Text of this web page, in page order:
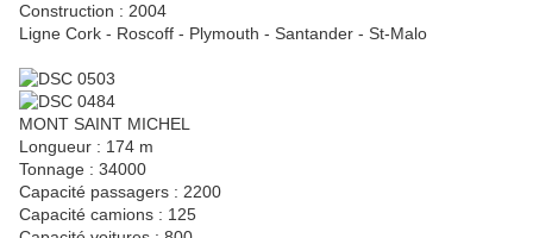
Construction : 2004
Ligne Cork - Roscoff - Plymouth - Santander - St-Malo
MONT SAINT MICHEL
Longueur : 174 m
Tonnage : 34000
Capacité passagers : 2200
Capacité camions : 125